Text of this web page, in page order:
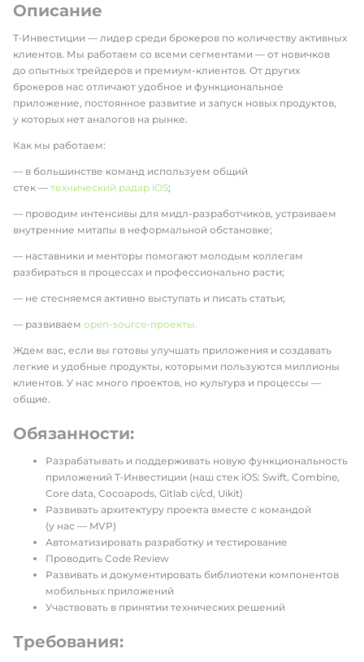
Описание
Т‑Инвестиции — лидер среди брокеров по количеству активных
клиентов. Мы работаем со всеми сегментами — от новичков
до опытных трейдеров и премиум-клиентов. От других
брокеров нас отличают удобное и функциональное
приложение, постоянное развитие и запуск новых продуктов,
у которых нет аналогов на рынке.
Как мы работаем:
— в большинстве команд используем общий
стек — технический радар iOS;
— проводим интенсивы для мидл-разработчиков, устраиваем
внутренние митапы в неформальной обстановке;
— наставники и менторы помогают молодым коллегам
разбираться в процессах и профессионально расти;
— не стесняемся активно выступать и писать статьи;
— развиваем open-source-проекты.
Ждем вас, если вы готовы улучшать приложения и создавать
легкие и удобные продукты, которыми пользуются миллионы
клиентов. У нас много проектов, но культура и процессы —
общие.
Обязанности:
Разрабатывать и поддерживать новую функциональность
приложений Т‑Инвестиции (наш стек iOS: Swift, Сombine,
Сore data, Сocoapods, Gitlab ci/cd, Uikit)
Развивать архитектуру проекта вместе с командой
(у нас — MVP)
Автоматизировать разработку и тестирование
Проводить Code Review
Развивать и документировать библиотеки компонентов
мобильных приложений
Участвовать в принятии технических решений
Требования: